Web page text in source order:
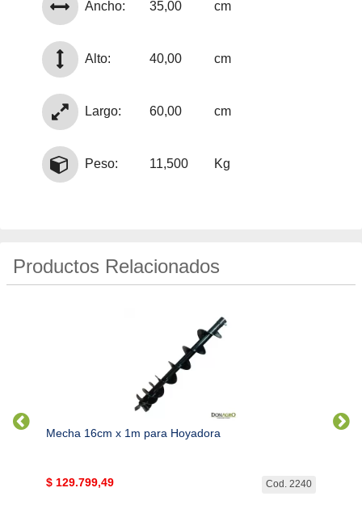
Ancho: 35,00 cm
Alto: 40,00 cm
Largo: 60,00 cm
Peso: 11,500 Kg
Productos Relacionados
Mecha 16cm x 1m para Hoyadora
Cod. 2240
$ 129.799,49